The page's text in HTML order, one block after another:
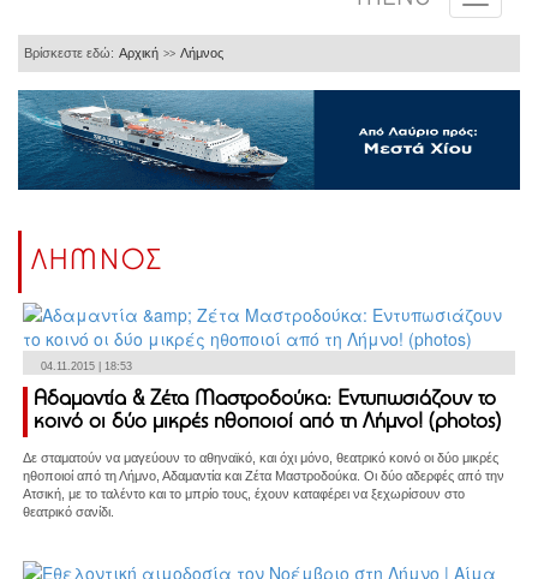
Βρίσκεστε εδώ: Αρχική >> Λήμνος
ΛΗΜΝΟΣ
04.11.2015 | 18:53
Αδαμαντία & Ζέτα Μαστροδούκα: Εντυπωσιάζουν το
κοινό οι δύο μικρές ηθοποιοί από τη Λήμνο! (photos)
Δε σταματούν να μαγεύουν το αθηναϊκό, και όχι μόνο, θεατρικό κοινό οι δύο μικρές
ηθοποιοί από τη Λήμνο, Αδαμαντία και Ζέτα Μαστροδούκα. Οι δύο αδερφές από την
Ατσική, με το ταλέντο και το μπρίο τους, έχουν καταφέρει να ξεχωρίσουν στο
θεατρικό σανίδι.